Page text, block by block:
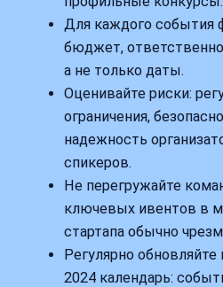
Для каждого события
бюджет,
а не только даты.
Оценивайте риски:
ограничения,
надежность
спикеров.
Не перегружайте
ключевых ивентов в
стартапа обычно
Регулярно
2024 календарь: